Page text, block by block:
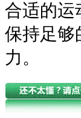
合适的运
保持足够
力。